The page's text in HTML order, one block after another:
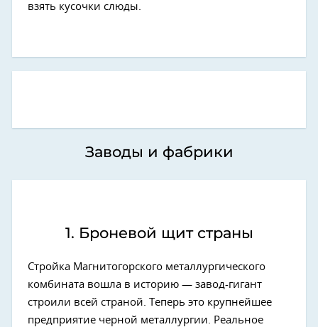
взять кусочки слюды.
Заводы и фабрики
1. Броневой щит страны
Стройка Магнитогорского металлургического
комбината вошла в историю — завод-гигант
строили всей страной. Теперь это крупнейшее
предприятие черной металлургии. Реальное